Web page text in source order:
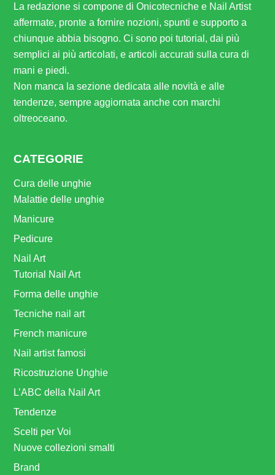
La redazione si compone di Onicotecniche e Nail Artist
affermate, pronte a fornire nozioni, spunti e supporto a
chiunque abbia bisogno. Ci sono poi tutorial, dai più
semplici ai più articolati, e articoli accurati sulla cura di
mani e piedi.
Non manca la sezione dedicata alle novità e alle
tendenze, sempre aggiornata anche con marchi
oltreoceano.
CATEGORIE
Cura delle unghie
Malattie delle unghie
Manicure
Pedicure
Nail Art
Tutorial Nail Art
Forma delle unghie
Tecniche nail art
French manicure
Nail artist famosi
Ricostruzione Unghie
L’ABC della Nail Art
Tendenze
Scelti per Voi
Nuove collezioni smalti
Brand